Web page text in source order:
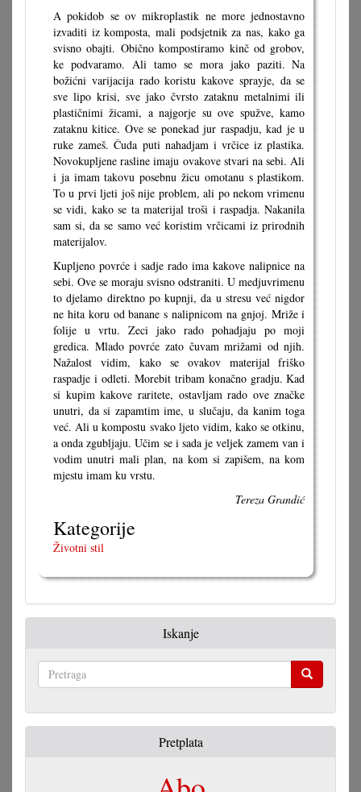
A pokidob se ov mikroplastik ne more jednostavno
izvaditi iz komposta, mali podsjetnik za nas, kako ga
svisno obajti. Obično kompostiramo kinč od grobov,
ke podvaramo. Ali tamo se mora jako paziti. Na
božićni varijacija rado koristu kakove sprayje, da se
sve lipo krisi, sve jako čvrsto zataknu metalnimi ili
plastičnimi žicami, a najgorje su ove spužve, kamo
zataknu kitice. Ove se ponekad jur raspadju, kad je u
ruke zameš. Čuda puti nahadjam i vrčice iz plastika.
Novokupljene rasline imaju ovakove stvari na sebi. Ali
i ja imam takovu posebnu žicu omotanu s plastikom.
To u prvi ljeti još nije problem, ali po nekom vrimenu
se vidi, kako se ta materijal troši i raspadja. Nakanila
sam si, da se samo već koristim vrčicami iz prirodnih
materijalov.
Kupljeno povrće i sadje rado ima kakove nalipnice na
sebi. Ove se moraju svisno odstraniti. U medjuvrimenu
to djelamo direktno po kupnji, da u stresu već nigdor
ne hita koru od banane s nalipnicom na gnjoj. Mriže i
folije u vrtu. Zeci jako rado pohadjaju po moji
gredica. Mlado povrće zato čuvam mrižami od njih.
Nažalost vidim, kako se ovakov materijal friško
raspadje i odleti. Morebit tribam konačno gradju. Kad
si kupim kakove raritete, ostavljam rado ove značke
unutri, da si zapamtim ime, u slučaju, da kanim toga
već. Ali u kompostu svako ljeto vidim, kako se otkinu,
a onda zgubljaju. Učim se i sada je veljek zamem van i
vodim unutri mali plan, na kom si zapišem, na kom
mjestu imam ku vrstu.
Tereza Grandić
Kategorije
Životni stil
Iskanje
Pretplata